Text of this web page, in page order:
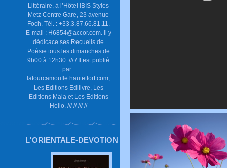
Littéraire, à l’Hôtel IBIS Styles
Metz Centre Gare, 23 avenue
Foch. Tél. : +33.3.87.66.81.11.
E-mail : H6854@accor.com. Il y
dédicace ses Recueils de
Poésie tous les dimanches de
9h00 à 12h30. /// / Il est publié
par :
latourcamoufle.hautetfort.com,
Les Editions Edilivre, Les
Editions Maia et Les Editions
Hello. /// // /// //
L'ORIENTALE-DEVOTION